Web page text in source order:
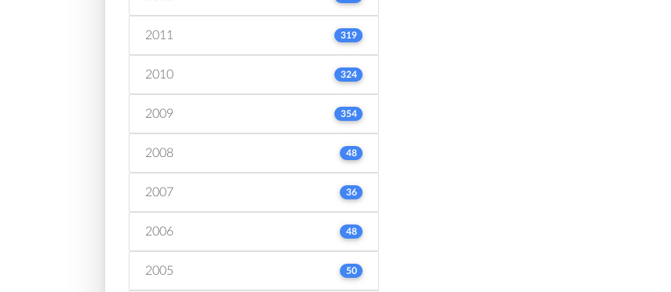
2011 319
2010 324
2009 354
2008 48
2007 36
2006 48
2005 50